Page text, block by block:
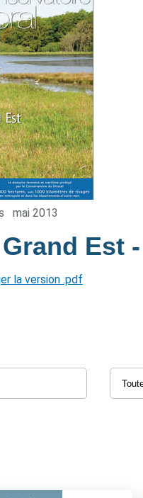
mai 2013
Est
la version .pdf